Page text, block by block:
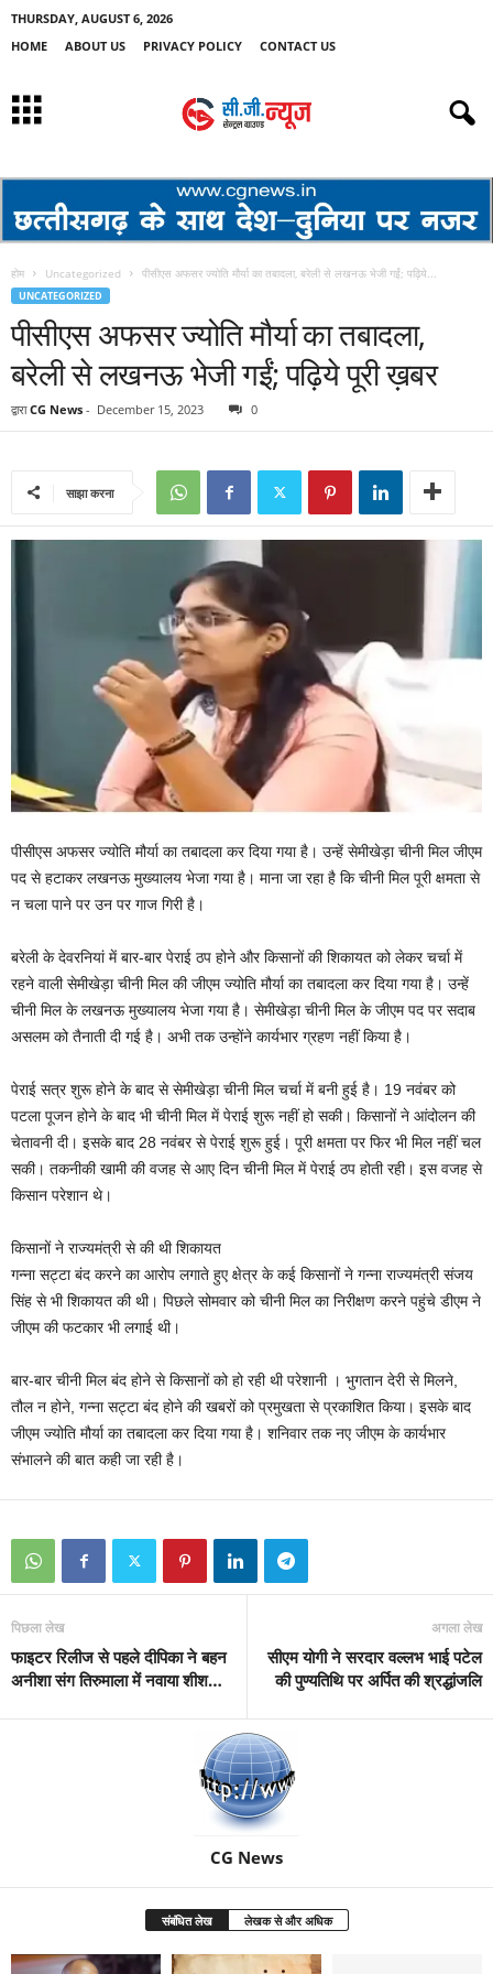
THURSDAY, AUGUST 6, 2026
HOME
ABOUT US PRIVACY POLICY CONTACT US
होम Uncategorized पीसीएस अफसर ज्योति मौर्या का तबादला, बरेली से लखनऊ भेजी गईं; पढ़िये...
UNCATEGORIZED
पीसीएस अफसर ज्योति मौर्या का तबादला,
बरेली से लखनऊ भेजी गईं; पढ़िये पूरी ख़बर
द्वारा CG News - December 15, 2023 0
साझा करना
पीसीएस अफसर ज्योति मौर्या का तबादला कर दिया गया है। उन्हें सेमीखेड़ा चीनी मिल जीएम
पद से हटाकर लखनऊ मुख्यालय भेजा गया है। माना जा रहा है कि चीनी मिल पूरी क्षमता से
न चला पाने पर उन पर गाज गिरी है।
बरेली के देवरनियां में बार-बार पेराई ठप होने और किसानों की शिकायत को लेकर चर्चा में
रहने वाली सेमीखेड़ा चीनी मिल की जीएम ज्योति मौर्या का तबादला कर दिया गया है। उन्हें
चीनी मिल के लखनऊ मुख्यालय भेजा गया है। सेमीखेड़ा चीनी मिल के जीएम पद पर सदाब
असलम को तैनाती दी गई है। अभी तक उन्होंने कार्यभार ग्रहण नहीं किया है।
पेराई सत्र शुरू होने के बाद से सेमीखेड़ा चीनी मिल चर्चा में बनी हुई है। 19 नवंबर को
पटला पूजन होने के बाद भी चीनी मिल में पेराई शुरू नहीं हो सकी। किसानों ने आंदोलन की
चेतावनी दी। इसके बाद 28 नवंबर से पेराई शुरू हुई। पूरी क्षमता पर फिर भी मिल नहीं चल
सकी। तकनीकी खामी की वजह से आए दिन चीनी मिल में पेराई ठप होती रही। इस वजह से
किसान परेशान थे।
किसानों ने राज्यमंत्री से की थी शिकायत
गन्ना सट्टा बंद करने का आरोप लगाते हुए क्षेत्र के कई किसानों ने गन्ना राज्यमंत्री संजय
सिंह से भी शिकायत की थी। पिछले सोमवार को चीनी मिल का निरीक्षण करने पहुंचे डीएम ने
जीएम की फटकार भी लगाई थी।
बार-बार चीनी मिल बंद होने से किसानों को हो रही थी परेशानी । भुगतान देरी से मिलने,
तौल न होने, गन्ना सट्टा बंद होने की खबरों को प्रमुखता से प्रकाशित किया। इसके बाद
जीएम ज्योति मौर्या का तबादला कर दिया गया है। शनिवार तक नए जीएम के कार्यभार
संभालने की बात कही जा रही है।
पिछला लेख
फाइटर रिलीज से पहले दीपिका ने बहन
अनीशा संग तिरुमाला में नवाया शीश…
अगला लेख
सीएम योगी ने सरदार वल्लभ भाई पटेल
की पुण्यतिथि पर अर्पित की श्रद्धांजलि
CG News
संबंधित लेख लेखक से और अधिक